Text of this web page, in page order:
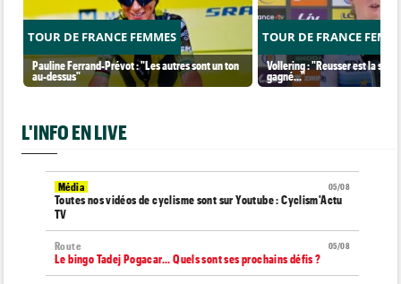
TOUR DE FRANCE FEMMES
Pauline Ferrand-Prévot : "Les autres sont un ton
au-dessus"
TOUR DE FRANCE
Vollering : "Reusser est la
gagné..."
L'INFO EN LIVE
05/08
Média
Toutes nos vidéos de cyclisme sont sur Youtube : Cyclism'Actu
TV
05/08
Route
Le bingo Tadej Pogacar... Quels sont ses prochains défis ?